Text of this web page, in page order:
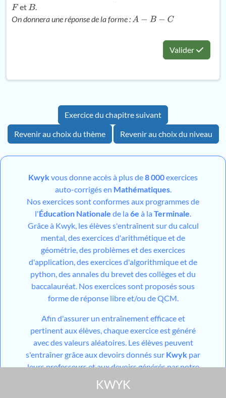
F etB.
On donnera une réponse de la forme :A− B−C
Valider
Exercice du chapitre suivant
Revenir au choix du thème
Revenir au choix du niveau
Kwykvous donne accès à plus de8 000exercices
auto-corrigés en Mathématiques.
Nos exercices sont conformes aux programmes de
l'Éducation Nationale de la 6e à la Terminale
Grâce à Kwyk, les élèves s'entraînent sur du calcul
mental, des exercices d'arithmétique et de
géométrie, des problèmes et des exercices
d'application, des exercices d'algorithmique et de
python, des annales du brevet des collèges et du
baccalauréat. Nos exercices sont proposés sous
forme de réponse libre et/ou de QCM.
Afin d'assurer un entraînement efficace et
pertinent aux élèves, chaque exercice est généré
avec des valeurs aléatoires. Les élèves peuvent
s'entraîner grâce aux devoirs donnés sur Kwyk par
leurs professeurs et aux devoirs générés par notre
mais aussi grâce aux différents
modules de travail en autonomie mis à disposition
KWYK